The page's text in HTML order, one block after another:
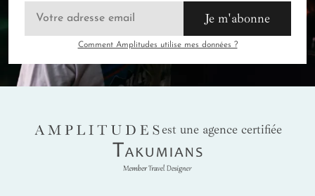
Je m'abonne
Comment Amplitudes utilise mes données ?
AMPLITUDES
est une agence certifiée
Takumians